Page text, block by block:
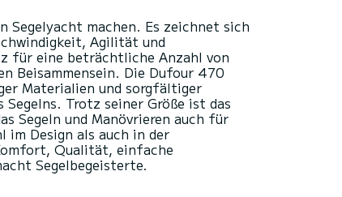
Segelyacht machen. Es zeichnet sich
Agilität und
für eine beträchtliche Anzahl von
Beisammensein. Die Dufour 470
Materialien und sorgfältiger
Trotz seiner Größe ist das
Segeln und Manövrieren auch für
im Design als auch in der
Qualität, einfache